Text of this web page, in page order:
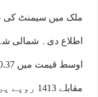
ملک میں سیمنٹ کی
اطلاع دی۔ شمالی
مقابلے 1413 روپے پر طے ہوئی۔